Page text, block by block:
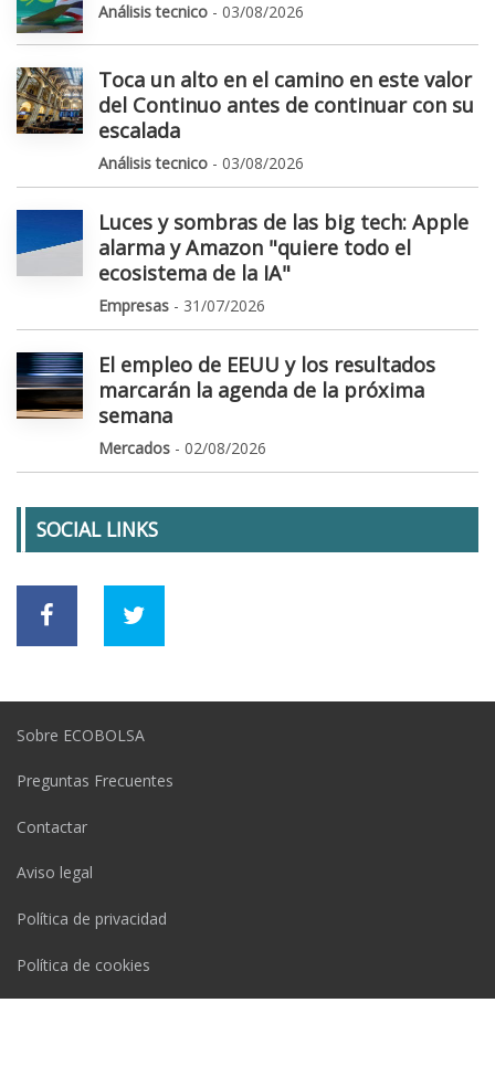
Análisis tecnico - 03/08/2026
Toca un alto en el camino en este valor
del Continuo antes de continuar con su
escalada
Análisis tecnico - 03/08/2026
Luces y sombras de las big tech: Apple
alarma y Amazon "quiere todo el
ecosistema de la IA"
Empresas - 31/07/2026
El empleo de EEUU y los resultados
marcarán la agenda de la próxima
semana
Mercados - 02/08/2026
SOCIAL LINKS
Sobre ECOBOLSA
Preguntas Frecuentes
Contactar
Aviso legal
Política de privacidad
Política de cookies